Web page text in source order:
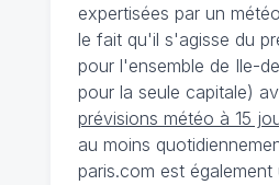
expertisées par un
le fait qu'il s'agisse du
pour l'ensemble de Ile-
pour la seule capitale)
prévisions météo à 15
au moins
paris.com est également